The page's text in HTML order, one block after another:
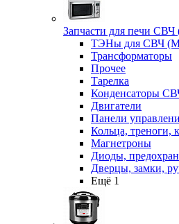
Запчасти для печи
ТЭНы для СВЧ
Трансформаторы
Прочее
Тарелка
Конденсаторы
Двигатели
Панели
Кольца, треноги,
Магнетроны
Диоды,
Дверцы, замки,
Ещё 1